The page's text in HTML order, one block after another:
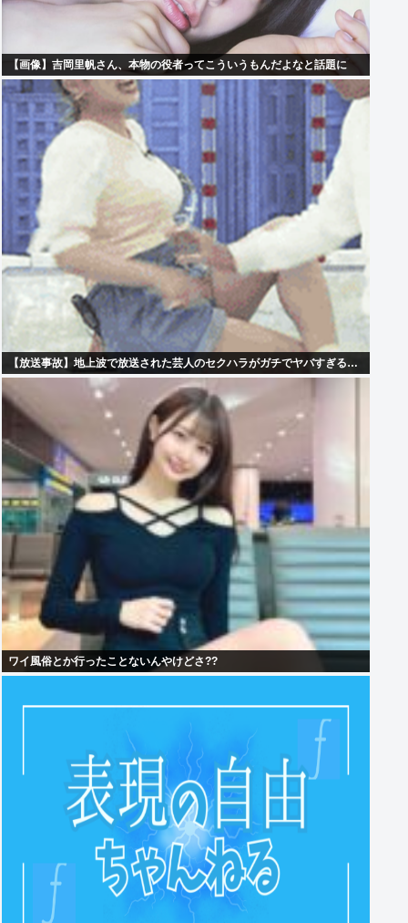
【画像】吉岡里帆さん、本物の役者ってこういうもんだよなと話題に
【放送事故】地上波で放送された芸人のセクハラがガチでヤバすぎる…
ワイ風俗とか行ったことないんやけどさ??